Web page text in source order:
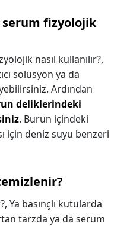
serum fizyolojik
nasıl kullanılır?,
solüsyon ya da
Ardından
deliklerindeki
. Burun içindeki
için deniz suyu benzeri
Ya basınçlı kutularda
tarzda ya da serum